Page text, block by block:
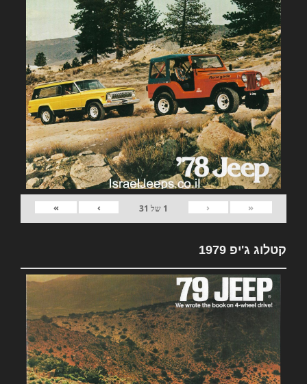
«
‹
1 של 31
›
»
קטלוג ג'יפ 1979